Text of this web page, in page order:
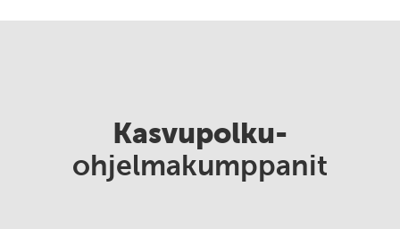
Kasvupolku-
ohjelmakumppanit